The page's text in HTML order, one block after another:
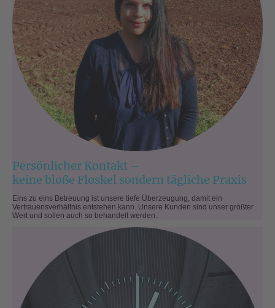
Persönlicher Kontakt –
keine bloße Floskel sondern tägliche Praxis
Eins zu eins Betreuung ist unsere tiefe Überzeugung, damit ein
Vertrauensverhältnis entstehen kann. Unsere Kunden sind unser größter
Wert und sollen auch so behandelt werden.